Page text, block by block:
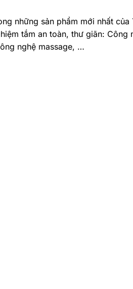
những sản phẩm mới nhất
tắm an toàn, thư giãn: Công
nghệ massage, …